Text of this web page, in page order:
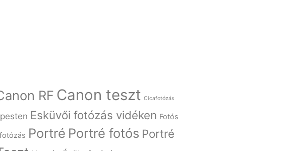
RF Canon teszt Cicafotózás
Esküvői fotózás vidéken Fotós
Portré Portré fotós Portré
Utazás Épületfotózás